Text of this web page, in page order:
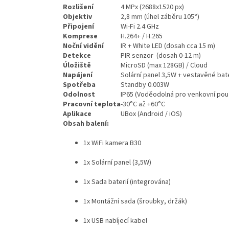
Rozlišení
4 MPx (2688x1520 px)
Objektiv
2,8 mm (úhel záběru 105°)
Připojení
Wi-Fi 2.4 GHz
Komprese
H.264+ / H.265
Noční vidění
IR + White LED (dosah cca 15 m)
Detekce
PIR senzor (dosah 0-12 m)
Úložiště
MicroSD (max 128GB) / Cloud
Napájení
Solární panel 3,5W + vestavěné
Spotřeba
Standby 0.003W
Odolnost
IP65 (Voděodolná pro venkovní
Pracovní teplota-30°C až +60°C
Aplikace
UBox (Android / iOS)
Obsah balení:
1x WiFi kamera B30
1x Solární panel (3,5W)
1x Sada baterií (integrována)
1x Montážní sada (šroubky, držák)
1x USB nabíjecí kabel